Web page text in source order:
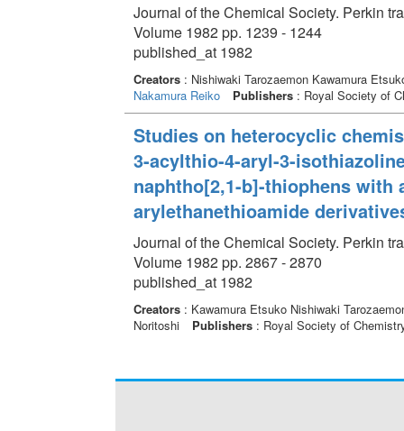
Journal of the Chemical Society. Perkin
Volume 1982 pp. 1239 - 1244
published_at 1982
Creators: Nishiwaki Tarozaemon Kawamura
Nakamura Reiko
Publishers: Royal Society of
Studies on heterocyclic
3-acylthio-4-aryl-3-
naphtho[2,1-b]-thiophens with
arylethanethioamide
Journal of the Chemical Society. Perkin
Volume 1982 pp. 2867 - 2870
published_at 1982
Creators: Kawamura Etsuko Nishiwaki
Noritoshi
Publishers: Royal Society of